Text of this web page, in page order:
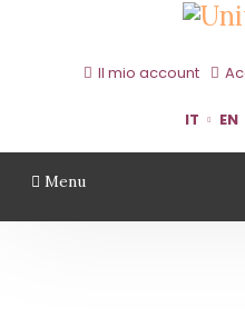
Il mio account
IT EN
Menu